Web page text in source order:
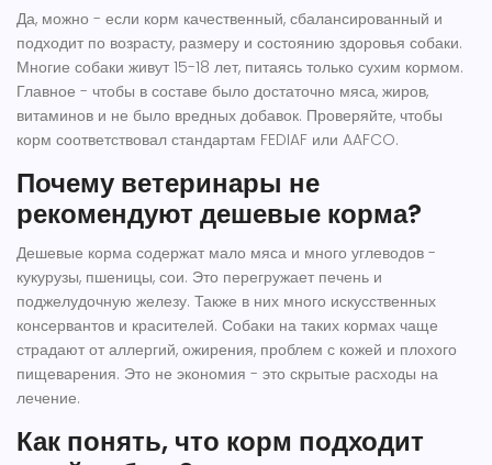
Да, можно - если корм качественный, сбалансированный и
подходит по возрасту, размеру и состоянию здоровья собаки.
Многие собаки живут 15-18 лет, питаясь только сухим кормом.
Главное - чтобы в составе было достаточно мяса, жиров,
витаминов и не было вредных добавок. Проверяйте, чтобы
корм соответствовал стандартам FEDIAF или AAFCO.
Почему ветеринары не
рекомендуют дешевые корма?
Дешевые корма содержат мало мяса и много углеводов -
кукурузы, пшеницы, сои. Это перегружает печень и
поджелудочную железу. Также в них много искусственных
консервантов и красителей. Собаки на таких кормах чаще
страдают от аллергий, ожирения, проблем с кожей и плохого
пищеварения. Это не экономия - это скрытые расходы на
лечение.
Как понять, что корм подходит